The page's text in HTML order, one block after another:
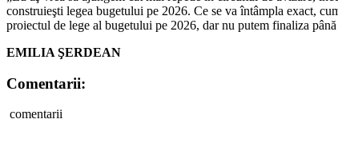
construieşti legea bugetului pe 2026. Ce se va întâmpla exact,
proiectul de lege al bugetului pe 2026, dar nu putem finaliza
EMILIA ŞERDEAN
Comentarii:
comentarii